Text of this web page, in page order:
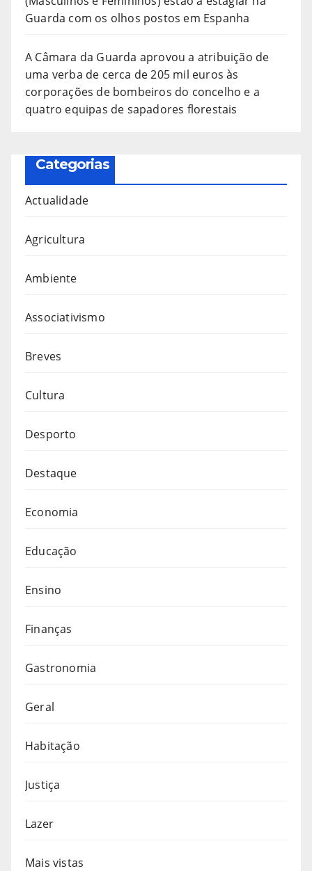
Guarda com os olhos postos em Espanha
A Câmara da Guarda aprovou a atribuição de
uma verba de cerca de 205 mil euros às
corporações de bombeiros do concelho e a
quatro equipas de sapadores florestais
Categorias
Actualidade
Agricultura
Ambiente
Associativismo
Breves
Cultura
Desporto
Destaque
Economia
Educação
Ensino
Finanças
Gastronomia
Geral
Habitação
Justiça
Lazer
Mais vistas